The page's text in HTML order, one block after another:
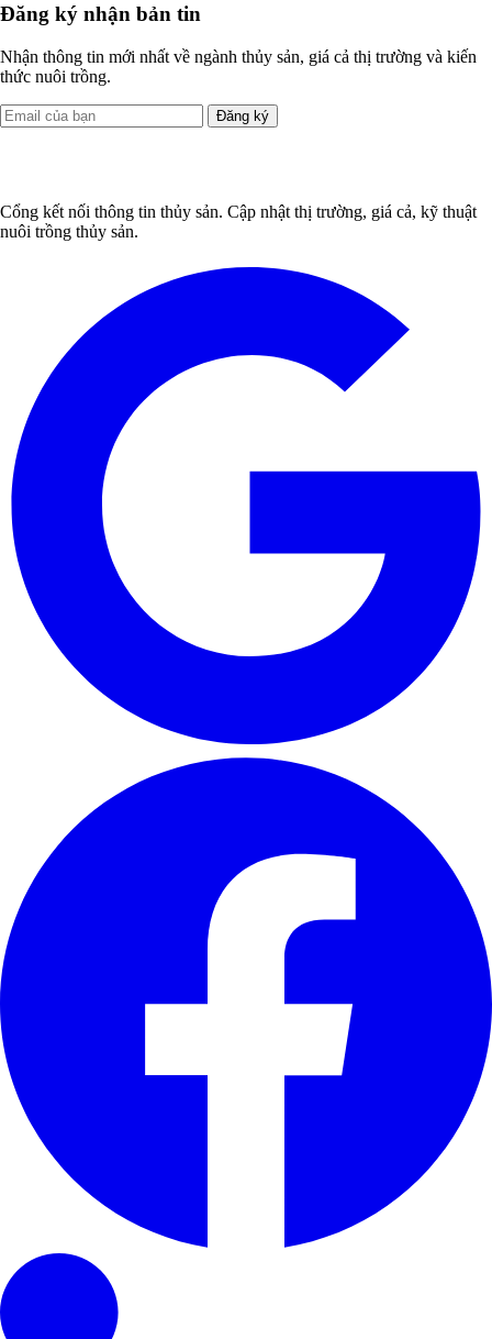
Đăng ký nhận bản tin
Nhận thông tin mới nhất về ngành thủy sản, giá cả thị trường và kiến
thức nuôi trồng.
Đăng ký
Cổng kết nối thông tin thủy sản. Cập nhật thị trường, giá cả, kỹ thuật
nuôi trồng thủy sản.